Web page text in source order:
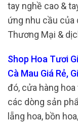
tay nghề cao &
ứng nhu cầu
Thương Mại &
Shop Hoa Tươi
Cà Mau Giá Rẻ,
đó, cửa hàng
các dòng sản
lẵng hoa, bồn